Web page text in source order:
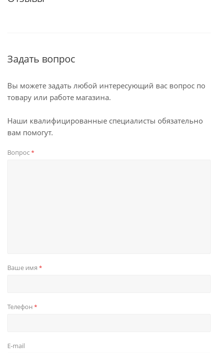
Задать вопрос
Вы можете задать любой интересующий вас вопрос по
товару или работе магазина.
Наши квалифицированные специалисты обязательно
вам помогут.
Вопрос*
Ваше имя *
Телефон *
E-mail